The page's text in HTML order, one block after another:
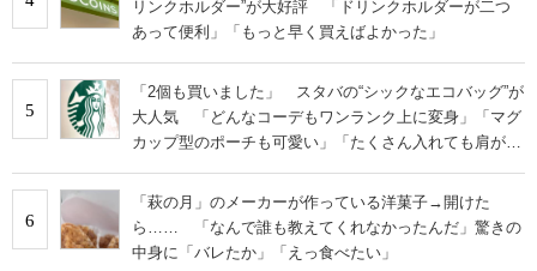
リンクホルダー”が大好評 「ドリンクホルダーが二つ
あって便利」「もっと早く買えばよかった」
5
「2個も買いました」 スタバの“シックなエコバッグ”が
大人気 「どんなコーデもワンランク上に変身」「マグ
カップ型のポーチも可愛い」「たくさん入れても肩が痛
6
「萩の月」のメーカーが作っている洋菓子→開けた
ら…… 「なんで誰も教えてくれなかったんだ」驚きの
中身に「バレたか」「えっ食べたい」